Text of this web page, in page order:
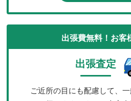
出張費無料！お客
出張査定
ご近所の目にも配慮して、